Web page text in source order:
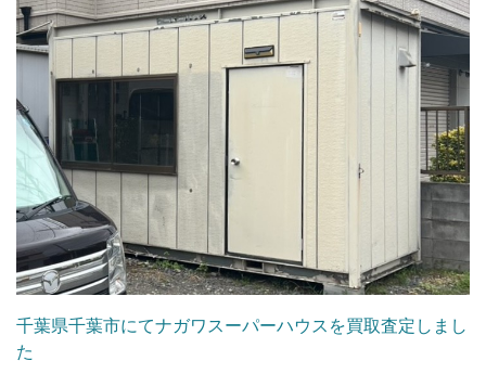
千葉県千葉市にてナガワスーパーハウスを買取査定しまし
た